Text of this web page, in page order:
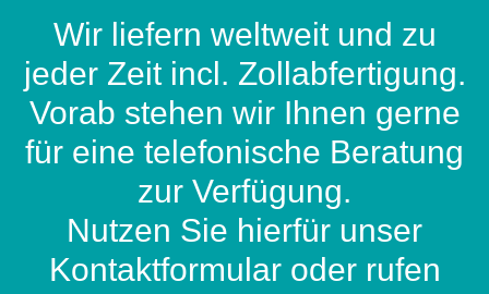
Wir liefern weltweit und zu
jeder Zeit incl. Zollabfertigung.
Vorab stehen wir Ihnen gerne
für eine telefonische Beratung
zur Verfügung.
Nutzen Sie hierfür unser
Kontaktformular oder rufen